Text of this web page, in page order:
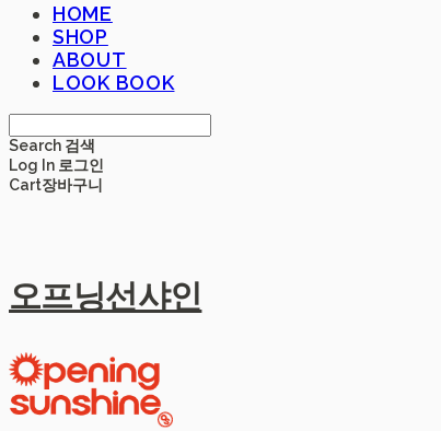
HOME
SHOP
ABOUT
LOOK BOOK
Search 검색
Log In 로그인
Cart장바구니
오프닝선샤인